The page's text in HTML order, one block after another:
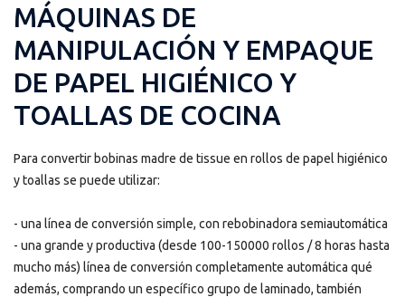
MÁQUINAS DE
MANIPULACIÓN Y EMPAQUE
DE PAPEL HIGIÉNICO Y
TOALLAS DE COCINA
Para convertir bobinas madre de tissue en rollos de papel higiénico
y toallas se puede utilizar:
- una línea de conversión simple, con rebobinadora semiautomática
- una grande y productiva (desde 100-150000 rollos / 8 horas hasta
mucho más) línea de conversión completamente automática qué
además, comprando un específico grupo de laminado, también